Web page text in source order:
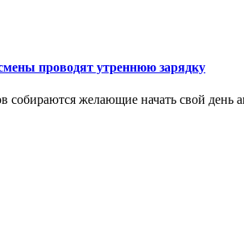
проводят утреннюю зарядку
желающие начать свой день